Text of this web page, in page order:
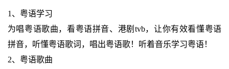
1、粤语学习
为唱粤语歌曲，看粤语拼音、港剧tvb，让你有效看懂粤语
拼音，听懂粤语歌词，唱出粤语歌！听着音乐学习粤语！
2、粤语歌曲